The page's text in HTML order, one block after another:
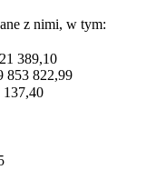
z nimi, w tym:
21 389,10
853 822,99
137,40